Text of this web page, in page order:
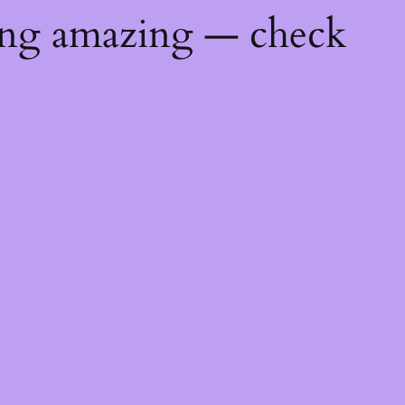
amazing — check